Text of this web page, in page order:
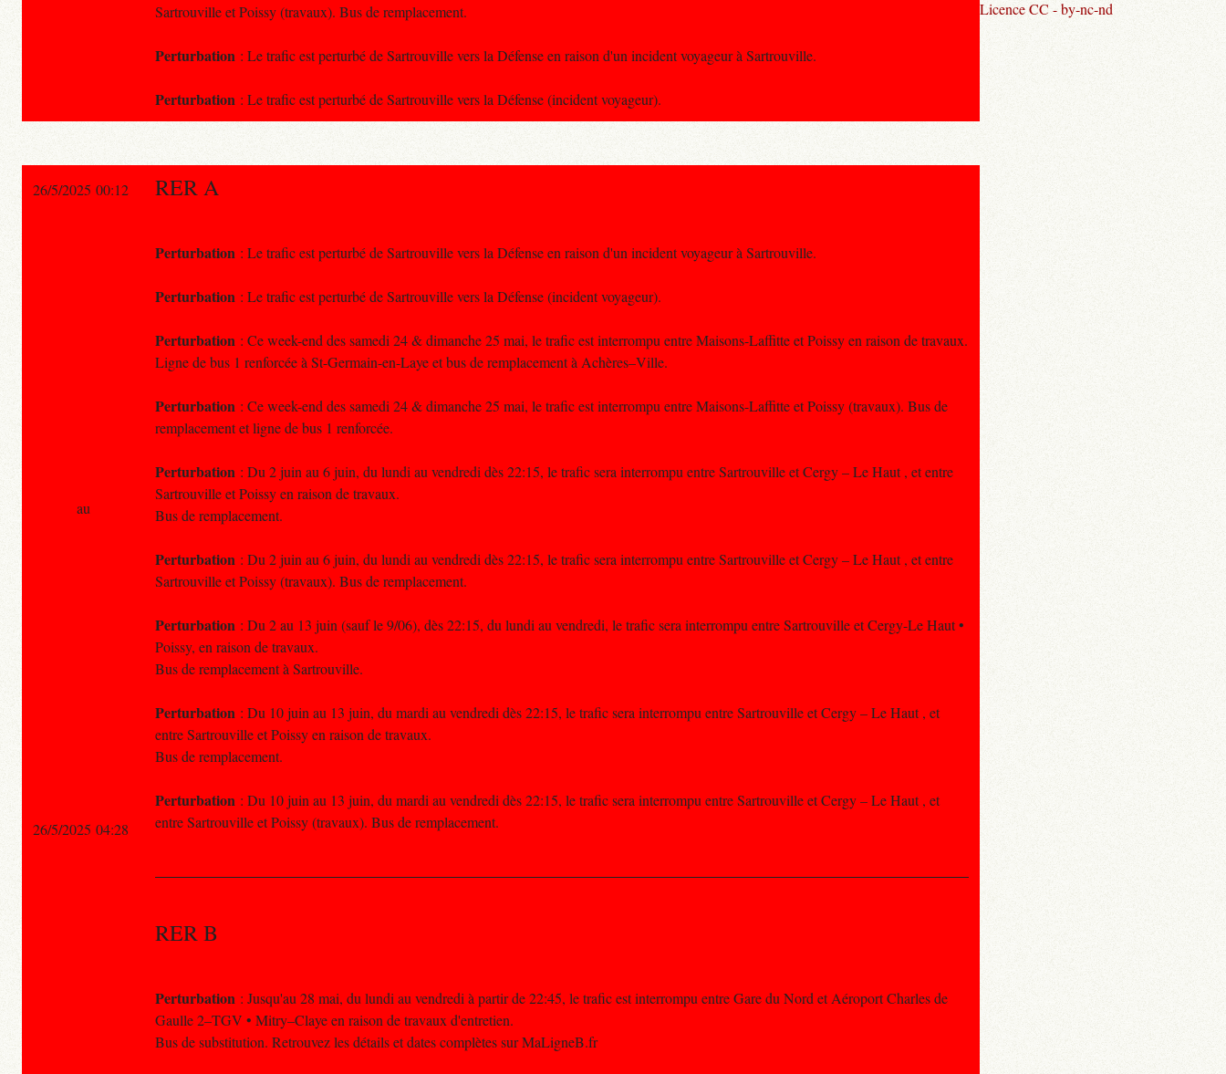
Sartrouville et Poissy (travaux). Bus de remplacement.
Perturbation : Le trafic est perturbé de Sartrouville vers la Défense en raison d'un incident voyageur à Sartrouville.
Perturbation : Le trafic est perturbé de Sartrouville vers la Défense (incident voyageur).
26/5/2025 00:12 RER A
Perturbation : Le trafic est perturbé de Sartrouville vers la Défense en raison d'un incident voyageur à Sartrouville.
Perturbation : Le trafic est perturbé de Sartrouville vers la Défense (incident voyageur).
Perturbation : Ce week-end des samedi 24 & dimanche 25 mai, le trafic est interrompu entre Maisons-Laffitte et Poissy en raison de travaux.
Ligne de bus 1 renforcée à St-Germain-en-Laye et bus de remplacement à Achères–Ville.
Perturbation : Ce week-end des samedi 24 & dimanche 25 mai, le trafic est interrompu entre Maisons-Laffitte et Poissy (travaux). Bus de
remplacement et ligne de bus 1 renforcée.
Perturbation : Du 2 juin au 6 juin, du lundi au vendredi dès 22:15, le trafic sera interrompu entre Sartrouville et Cergy – Le Haut , et entre
Sartrouville et Poissy en raison de travaux.
Bus de remplacement.
Perturbation : Du 2 juin au 6 juin, du lundi au vendredi dès 22:15, le trafic sera interrompu entre Sartrouville et Cergy – Le Haut , et entre
Sartrouville et Poissy (travaux). Bus de remplacement.
Perturbation : Du 2 au 13 juin (sauf le 9/06), dès 22:15, du lundi au vendredi, le trafic sera interrompu entre Sartrouville et Cergy-Le Haut •
Poissy, en raison de travaux.
Bus de remplacement à Sartrouville.
Perturbation : Du 10 juin au 13 juin, du mardi au vendredi dès 22:15, le trafic sera interrompu entre Sartrouville et Cergy – Le Haut , et
entre Sartrouville et Poissy en raison de travaux.
Bus de remplacement.
Perturbation : Du 10 juin au 13 juin, du mardi au vendredi dès 22:15, le trafic sera interrompu entre Sartrouville et Cergy – Le Haut , et
entre Sartrouville et Poissy (travaux). Bus de remplacement.
RER B
Perturbation : Jusqu'au 28 mai, du lundi au vendredi à partir de 22:45, le trafic est interrompu entre Gare du Nord et Aéroport Charles de
Gaulle 2–TGV • Mitry–Claye en raison de travaux d'entretien.
Bus de substitution. Retrouvez les détails et dates complètes sur MaLigneB.fr
au
26/5/2025 04:28
Licence CC - by-nc-nd